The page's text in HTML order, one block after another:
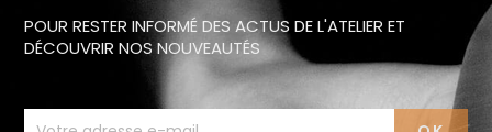
POUR RESTER INFORMÉ DES ACTUS DE L'ATELIER ET
DÉCOUVRIR NOS NOUVEAUTÉS